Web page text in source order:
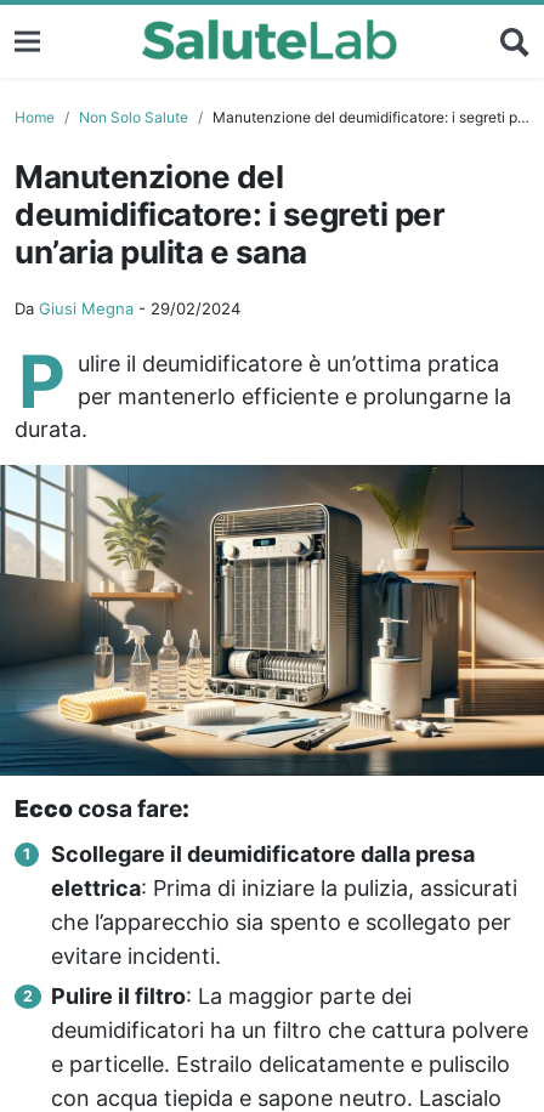
Home Non Solo Salute Manutenzione del deumidificatore: i segreti per un’aria pulita e sana
Manutenzione del
deumidificatore: i segreti per
un’aria pulita e sana
Da Giusi Megna - 29/02/2024
P
ulire il deumidificatore è un’ottima pratica
per mantenerlo efficiente e prolungarne la
durata.
Eccocosa fare:
Scollegare il deumidificatore dalla presa
elettrica: Prima di iniziare la pulizia, assicurati
che l’apparecchio sia spento e scollegato per
evitare incidenti.
Pulire il filtro: La maggior parte dei
deumidificatori ha un filtro che cattura polvere
e particelle. Estrailo delicatamente e puliscilo
con acqua tiepida e sapone neutro. Lascialo